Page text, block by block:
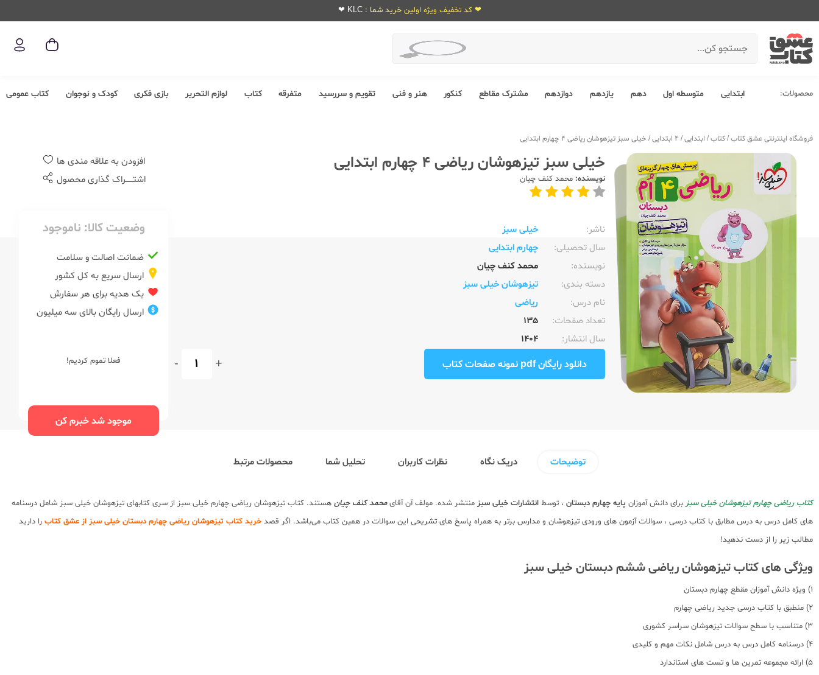
❤ کد تخفیف ویژه اولین خرید شما : KLC ❤
محصولات: ابتدایی متوسطه اول دهم یازدهم دوازدهم مشترک مقاطع کنکور هنر و فنی تقویم و سررسید متفرقه کتاب لوازم التحریر بازی فکری کودک و نوجوان کتاب عمومی
فروشگاه اینترنتی عشق کتاب/کتاب/ ابتدایی/ 4 ابتدایی / خیلی سبز تیزهوشان ریاضی 4 چهارم ابتدایی
خیلی سبز تیزهوشان ریاضی 4 چهارم ابتدایی
نویسنده: محمد کنف چیان
ناشر:‌
خیلی سبز
سال تحصیلی:‌
چهارم ابتدایی
نویسنده:‌
محمد کنف چیان
دسته بندی:
تیزهوشان خیلی سبز
نام درس:
ریاضی
تعداد صفحات:‌
135
سال انتشار:‌
1404
دانلود رایگان pdf نمونه صفحات کتاب +
-
افزودن به علاقه مندی ها
اشتــــــراک گذاری محصول
وضعیت کالا: ناموجود
ضمانت اصالت و سلامت
ارسال سریع به کل کشور
یک هدیه برای هر سفارش
ارسال رایگان بالای سه میلیون
فعلا تموم کردیم!
موجود شد خبرم کن
توضیحات دریک نگاه نظرات کاربران تحلیل شما محصولات مرتبط
کتاب ریاضی چهارم تیزهوشان خیلی سبزبرای دانش آموزان پایه چهارم دبستان ، توسط انتشارات خیلی سبز منتشر شده. مولف آن آقایمحمد کنف چیان هستند. کتاب تیزهوشان ریاضی چهارم خیلی سبز از سری کتابهای تیزهوشان خیلی سبز شامل درسنامه
های کامل درس به درس مطابق با کتاب درسی ، سوالات آزمون های ورودی تیزهوشان و مدارس برتر به همراه پاسخ های تشریحی این سوالات در همین کتاب می‌باشد. اگر قصد خرید کتاب تیزهوشان ریاضی چهارم دبستان خیلی سبز از عشق کتاب را دارید
مطالب زیر را از دست ندهید!
ویژگی های کتاب تیزهوشان ریاضی ششم دبستان خیلی سبز
1) ویژه دانش آموزان مقطع چهارم دبستان
2) منطبق با کتاب درسی جدید ریاضی چهارم
3) متناسب با سطح سوالات تیزهوشان سراسر کشوری
4) درسنامه کامل درس به درس شامل نکات مهم و کلیدی
5) ارائه مجموعه تمرین ها و تست های استاندارد